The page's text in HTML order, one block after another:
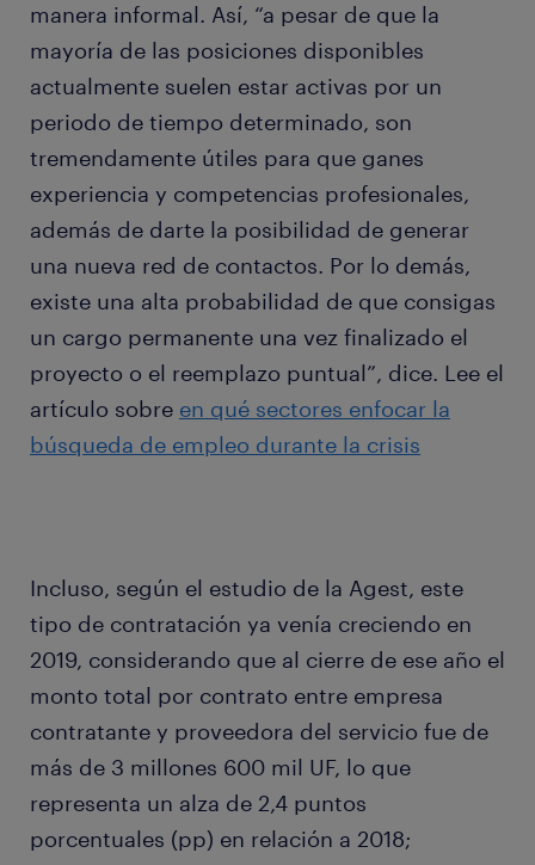
manera informal. Así, “a pesar de que la
mayoría de las posiciones disponibles
actualmente suelen estar activas por un
periodo de tiempo determinado, son
tremendamente útiles para que ganes
experiencia y competencias profesionales,
además de darte la posibilidad de generar
una nueva red de contactos. Por lo demás,
existe una alta probabilidad de que consigas
un cargo permanente una vez finalizado el
proyecto o el reemplazo puntual”, dice. Lee el
artículo sobre en qué sectores enfocar la
búsqueda de empleo durante la crisis
Incluso, según el estudio de la Agest, este
tipo de contratación ya venía creciendo en
2019, considerando que al cierre de ese año el
monto total por contrato entre empresa
contratante y proveedora del servicio fue de
más de 3 millones 600 mil UF, lo que
representa un alza de 2,4 puntos
porcentuales (pp) en relación a 2018;